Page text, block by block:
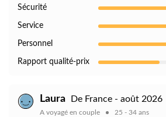
Sécurité
Service
Personnel
Rapport qualité-prix
Laura De France - août 2026
A voyagé en couple 25 - 34 ans